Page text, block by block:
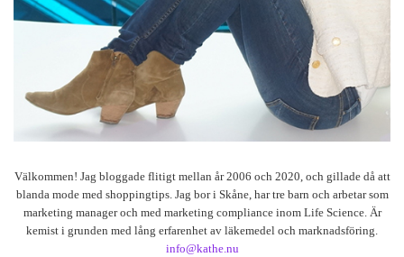
Välkommen! Jag bloggade flitigt mellan år 2006 och 2020, och gillade då att
blanda mode med shoppingtips. Jag bor i Skåne, har tre barn och arbetar som
marketing manager och med marketing compliance inom Life Science. Är
kemist i grunden med lång erfarenhet av läkemedel och marknadsföring.
info@kathe.nu